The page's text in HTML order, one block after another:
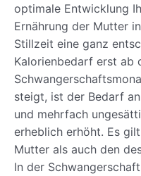
optimale Entwicklung
Ernährung der Mutter
Stillzeit eine ganz
Kalorienbedarf erst ab
steigt, ist der Bedarf
und mehrfach
erheblich erhöht. Es
Mutter als auch den
In der